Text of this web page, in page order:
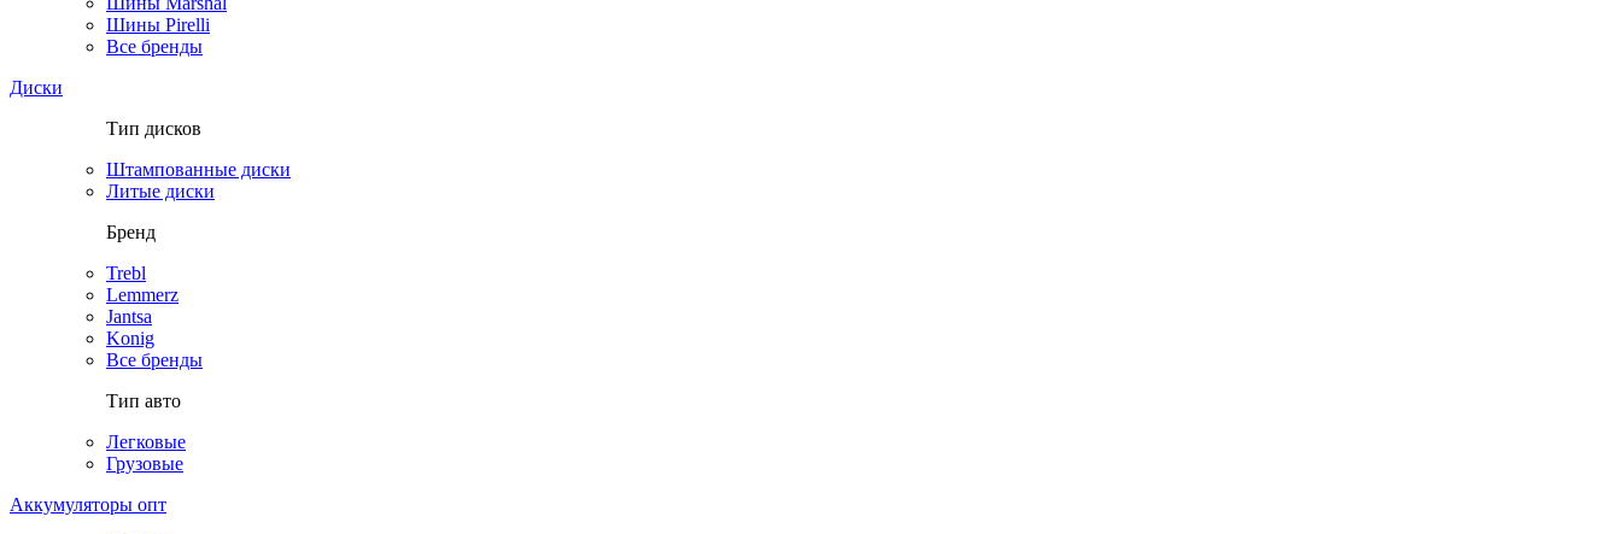
Шины Pirelli
Все бренды
Диски
Тип дисков
Штампованные диски
Литые диски
Бренд
Trebl
Lemmerz
Jantsa
Konig
Все бренды
Тип авто
Легковые
Грузовые
Аккумуляторы опт